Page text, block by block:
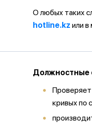
О любых таких
hotline.kz или
Должностные
Проверяет
кривых по